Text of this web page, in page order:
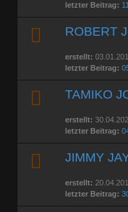
letzter Beitrag:
ROBERT
erstellt:
letzter Beitrag:
TAMIKO
erstellt:
letzter Beitrag:
JIMMY
erstellt:
letzter Beitrag: